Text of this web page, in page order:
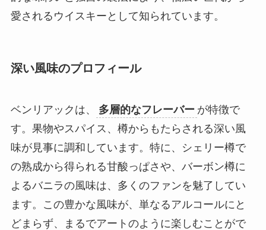
愛されるウイスキーとして知られています。
深い風味のプロフィール
ベンリアックは、 多層的なフレーバー が特徴で
す。果物やスパイス、樽からもたらされる深い風
味が見事に調和しています。特に、シェリー樽で
の熟成から得られる甘酸っぱさや、バーボン樽に
よるバニラの風味は、多くのファンを魅了してい
ます。この豊かな風味が、単なるアルコールにと
どまらず、まるでアートのように楽しむことがで